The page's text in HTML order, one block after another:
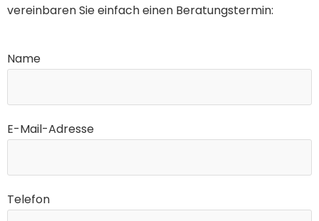
vereinbaren Sie einfach einen Beratungstermin:
Name
E-Mail-Adresse
Telefon